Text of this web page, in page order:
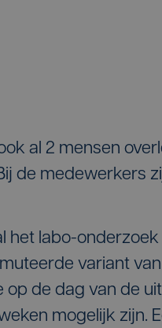
al 2 mensen
de medewerkers
het labo-
variant
de dag van de
mogelijk zijn.